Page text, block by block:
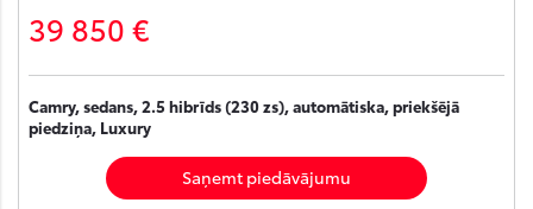
39 850 €
Camry, sedans, 2.5 hibrīds (230 zs), automātiska, priekšējā
piedziņa, Luxury
Saņemt piedāvājumu